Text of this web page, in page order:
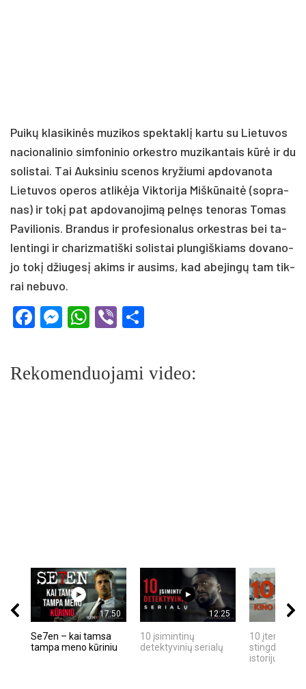
Pui­kų kla­si­ki­nės mu­zi­kos spek­tak­lį kar­tu su Lie­tu­vos
na­cio­na­li­nio sim­fo­ni­nio or­kest­ro mu­zi­kan­tais kū­rė ir du
so­lis­tai. Tai Auk­si­niu sce­nos kry­žiu­mi ap­do­va­no­ta
Lie­tu­vos ope­ros at­li­kė­ja Vik­to­ri­ja Miš­kū­nai­tė (sop­ra­
nas) ir to­kį pat ap­do­va­no­ji­mą pel­nęs te­no­ras To­mas
Pa­vi­lio­nis. Bran­dus ir pro­fe­sio­na­lus or­kest­ras bei ta­
len­tin­gi ir cha­riz­ma­tiš­ki so­lis­tai plun­giš­kiams do­va­no­
jo to­kį džiu­ge­sį akims ir au­sims, kad abe­jin­gų tam tik­
rai ne­bu­vo.
Facebook
Messenger
WhatsApp
Viber
Rekomenduojami video:
17:50
Se7en – kai tamsa
tampa meno kūriniu
12:25
10 įsimintinų
detektyvinių serialų
10 įtemptų,
stingdančių
istorijų